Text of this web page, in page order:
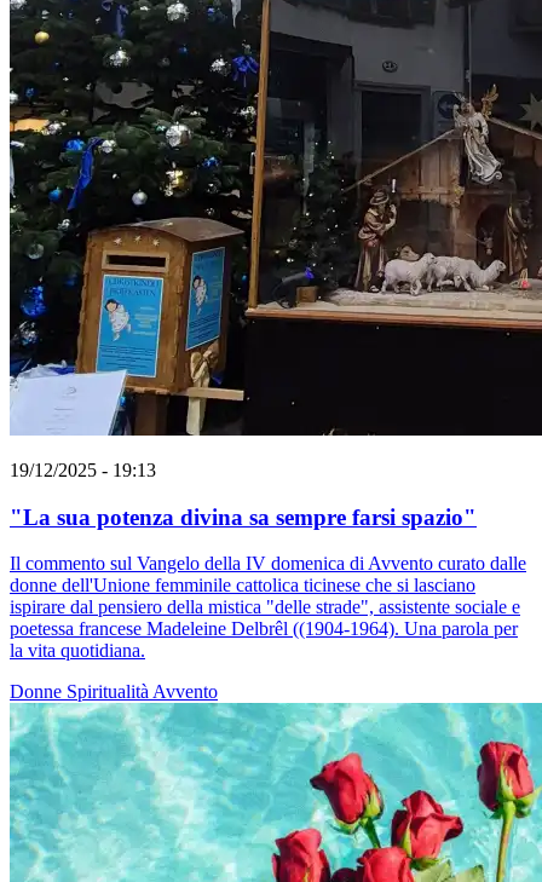
19/12/2025 - 19:13
"La sua potenza divina sa sempre farsi spazio"
Il commento sul Vangelo della IV domenica di Avvento curato dalle
donne dell'Unione femminile cattolica ticinese che si lasciano
ispirare dal pensiero della mistica "delle strade", assistente sociale e
poetessa francese Madeleine Delbrêl ((1904-1964). Una parola per
la vita quotidiana.
Donne SpiritualitàAvvento